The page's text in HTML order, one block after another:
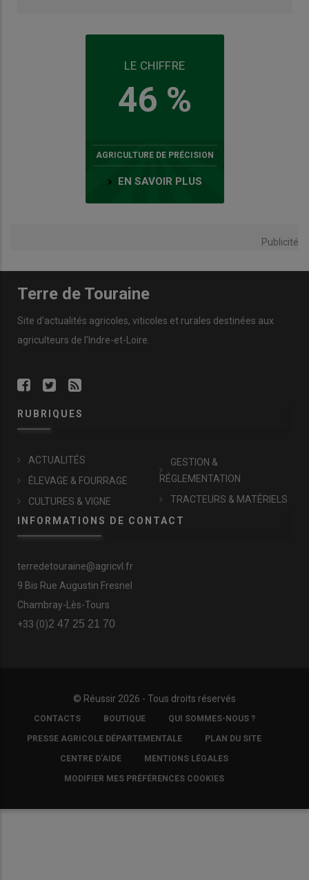
LE CHIFFRE
46 %
AGRICULTURE DE PRÉCISION
EN SAVOIR PLUS
Publicité
Terre de Touraine
Site d'actualités agricoles, viticoles et rurales destinées aux
agriculteurs de l'Indre-et-Loire.
RUBRIQUES
ACTUALITÉS
ÉLEVAGE & FOURRAGE
CULTURES & VIGNE
GESTION &
RÉGLEMENTATION
TRACTEURS & MATÉRIELS
INFORMATIONS DE CONTACT
terredetouraine@agricvl.fr
9 Bis Rue Augustin Fresnel
Chambray-Lès-Tours
+33 (0)2 47 25 21 70
© Réussir 2026 - Tous droits réservés
FOOTER
COPYRIGHT
CONTACTS BOUTIQUE QUI SOMMES-NOUS ?
PRESSE AGRICOLE DÉPARTEMENTALE PLAN DU SITE
CENTRE D'AIDE MENTIONS LÉGALES
MODIFIER MES PRÉFÉRENCES COOKIES